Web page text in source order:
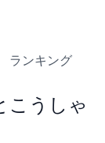
ランキング
こうしゃ